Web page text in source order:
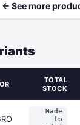
← See more
TOTAL
STOCK
Made
to